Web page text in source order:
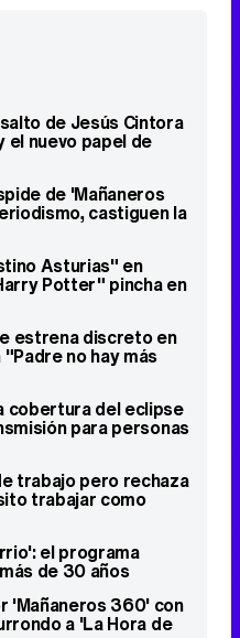
de Jesús Cintora
el nuevo papel de
de 'Mañaneros
castiguen la
Asturias" en
Potter" pincha en
estrena discreto en
no hay más
cobertura del eclipse
para personas
trabajo pero rechaza
trabajar como
el programa
de 30 años
'Mañaneros 360' con
a 'La Hora de